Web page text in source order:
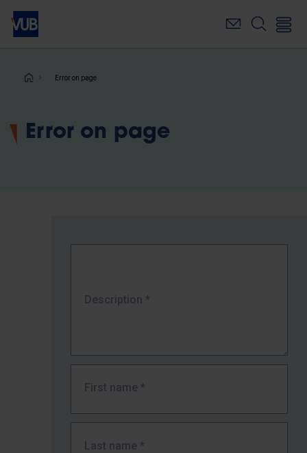
Skip
main
Breadcrumb
Error on page
Error on page
Description *
First name *
Last name *